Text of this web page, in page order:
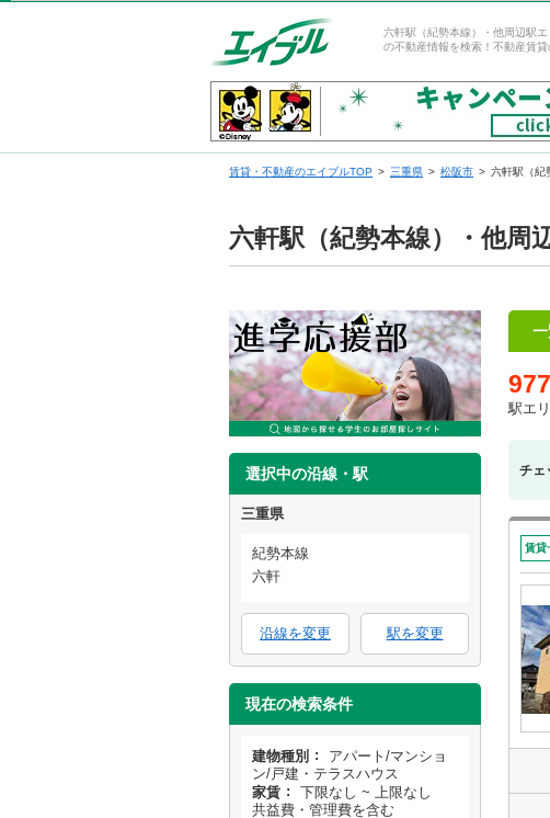
六軒駅（紀勢本線）・他周辺駅
の不動産情報を検索！不動産賃
賃貸・不動産のエイブルTOP 三重県 松阪市 六軒駅（紀
六軒駅（紀勢本線）・他周
選択中の沿線・駅
三重県
紀勢本線
六軒
沿線を変更 駅を変更
現在の検索条件
建物種別
アパート/マンショ
ン/戸建・テラスハウス
家賃
下限なし ~ 上限なし
共益費・管理費を含む
977
駅エ
チェ
賃貸